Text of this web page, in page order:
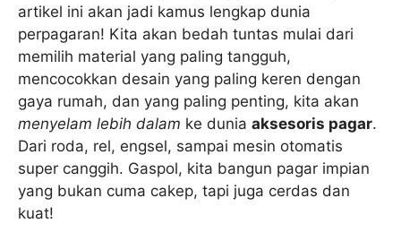
artikel ini akan jadi kamus lengkap dunia
perpagaran! Kita akan bedah tuntas mulai dari
memilih material yang paling tangguh,
mencocokkan desain yang paling keren dengan
gaya rumah, dan yang paling penting, kita akan
menyelam lebih dalam ke dunia aksesoris pagar.
Dari roda, rel, engsel, sampai mesin otomatis
super canggih. Gaspol, kita bangun pagar impian
yang bukan cuma cakep, tapi juga cerdas dan
kuat!